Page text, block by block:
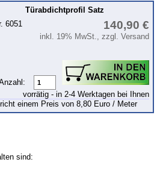
Türabdichtprofil Satz
6051
140,90 €
inkl. 19% MwSt., zzgl. Versand
vorrätig - in 2-4 Werktagen bei Ihnen
einem Preis von 8,80 Euro / Meter
sind: